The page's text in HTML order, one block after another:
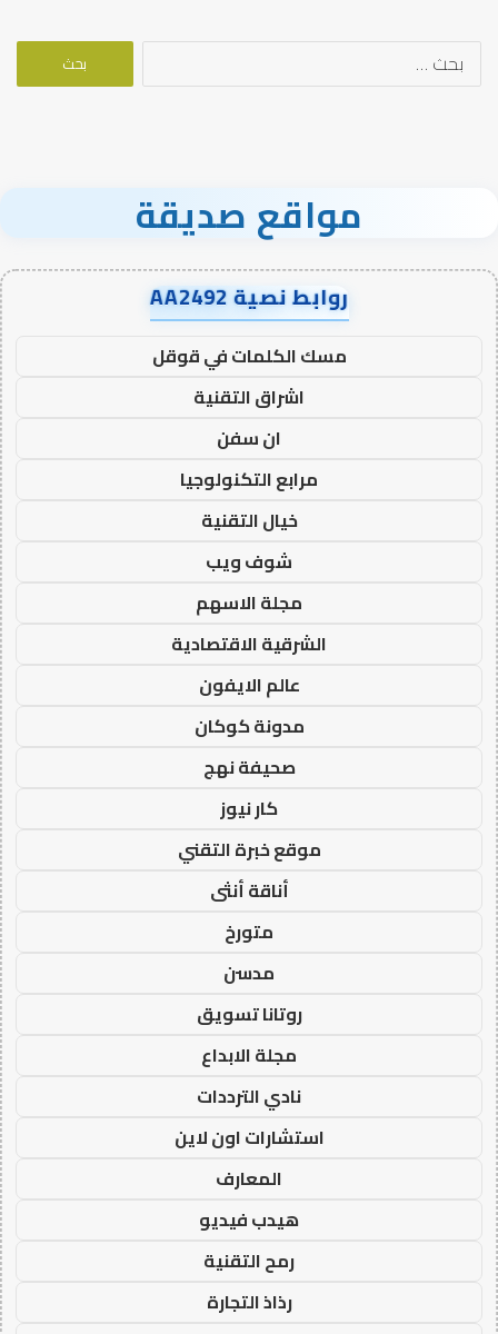
البحث
مواقع صديقة
روابط نصية AA2492
مسك الكلمات في قوقل
اشراق التقنية
ان سفن
مرابع التكنولوجيا
خيال التقنية
شوف ويب
مجلة الاسهم
الشرقية الاقتصادية
عالم الايفون
مدونة كوكان
صحيفة نهج
كار نيوز
موقع خبرة التقني
أناقة أنثى
متورخ
مدسن
روتانا تسويق
مجلة الابداع
نادي الترددات
استشارات اون لاين
المعارف
هيدب فيديو
رمح التقنية
رذاذ التجارة